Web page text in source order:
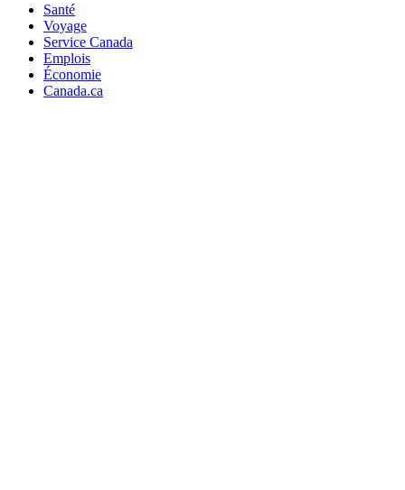
Santé
Voyage
Service Canada
Emplois
Économie
Canada.ca